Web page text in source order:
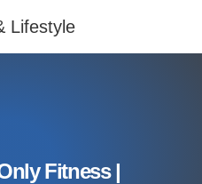
Lifestyle
Fitness |